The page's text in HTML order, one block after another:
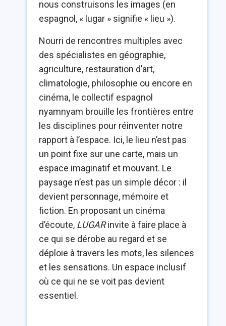
nous construisons les images (en
espagnol, « lugar » signifie « lieu »).
Nourri de rencontres multiples avec
des spécialistes en géographie,
agriculture, restauration d’art,
climatologie, philosophie ou encore en
cinéma, le collectif espagnol
nyamnyam brouille les frontières entre
les disciplines pour réinventer notre
rapport à l’espace. Ici, le lieu n’est pas
un point fixe sur une carte, mais un
espace imaginatif et mouvant. Le
paysage n’est pas un simple décor : il
devient personnage, mémoire et
fiction. En proposant un cinéma
d’écoute, LUGARinvite à faire place à
ce qui se dérobe au regard et se
déploie à travers les mots, les silences
et les sensations. Un espace inclusif
où ce qui ne se voit pas devient
essentiel.